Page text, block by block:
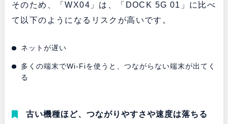
そのため、「WX04」は、「DOCK 5G 01」に比べ
て以下のようになるリスクが高いです。
ネットが遅い
多くの端末でWi-Fiを使うと、つながらない端末が出てく
る
古い機種ほど、つながりやすさや速度は落ちる